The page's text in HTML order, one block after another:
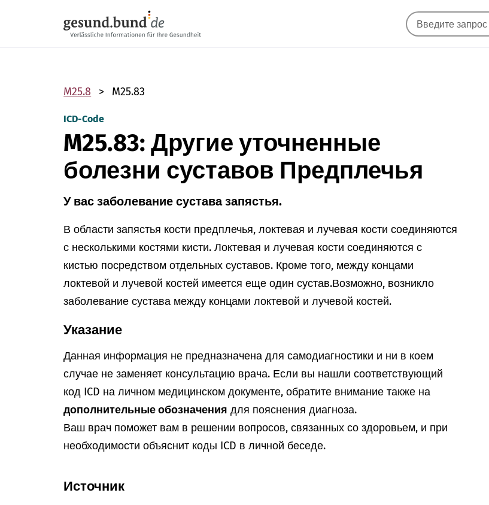
M25.8 M25.83
ICD-Code
M25.83: Другие уточненные
болезни суставов Предплечья
У вас заболевание сустава запястья.
В области запястья кости предплечья, локтевая и лучевая кости соединяются
с несколькими костями кисти. Локтевая и лучевая кости соединяются с
кистью посредством отдельных суставов. Кроме того, между концами
локтевой и лучевой костей имеется еще один сустав.Возможно, возникло
заболевание сустава между концами локтевой и лучевой костей.
Указание
Данная информация не предназначена для самодиагностики и ни в коем
случае не заменяет консультацию врача. Если вы нашли соответствующий
код ICD на личном медицинском документе, обратите внимание также на
дополнительные обозначения для пояснения диагноза.
Ваш врач поможет вам в решении вопросов, связанных со здоровьем, и при
необходимости объяснит коды ICD в личной беседе.
Источник